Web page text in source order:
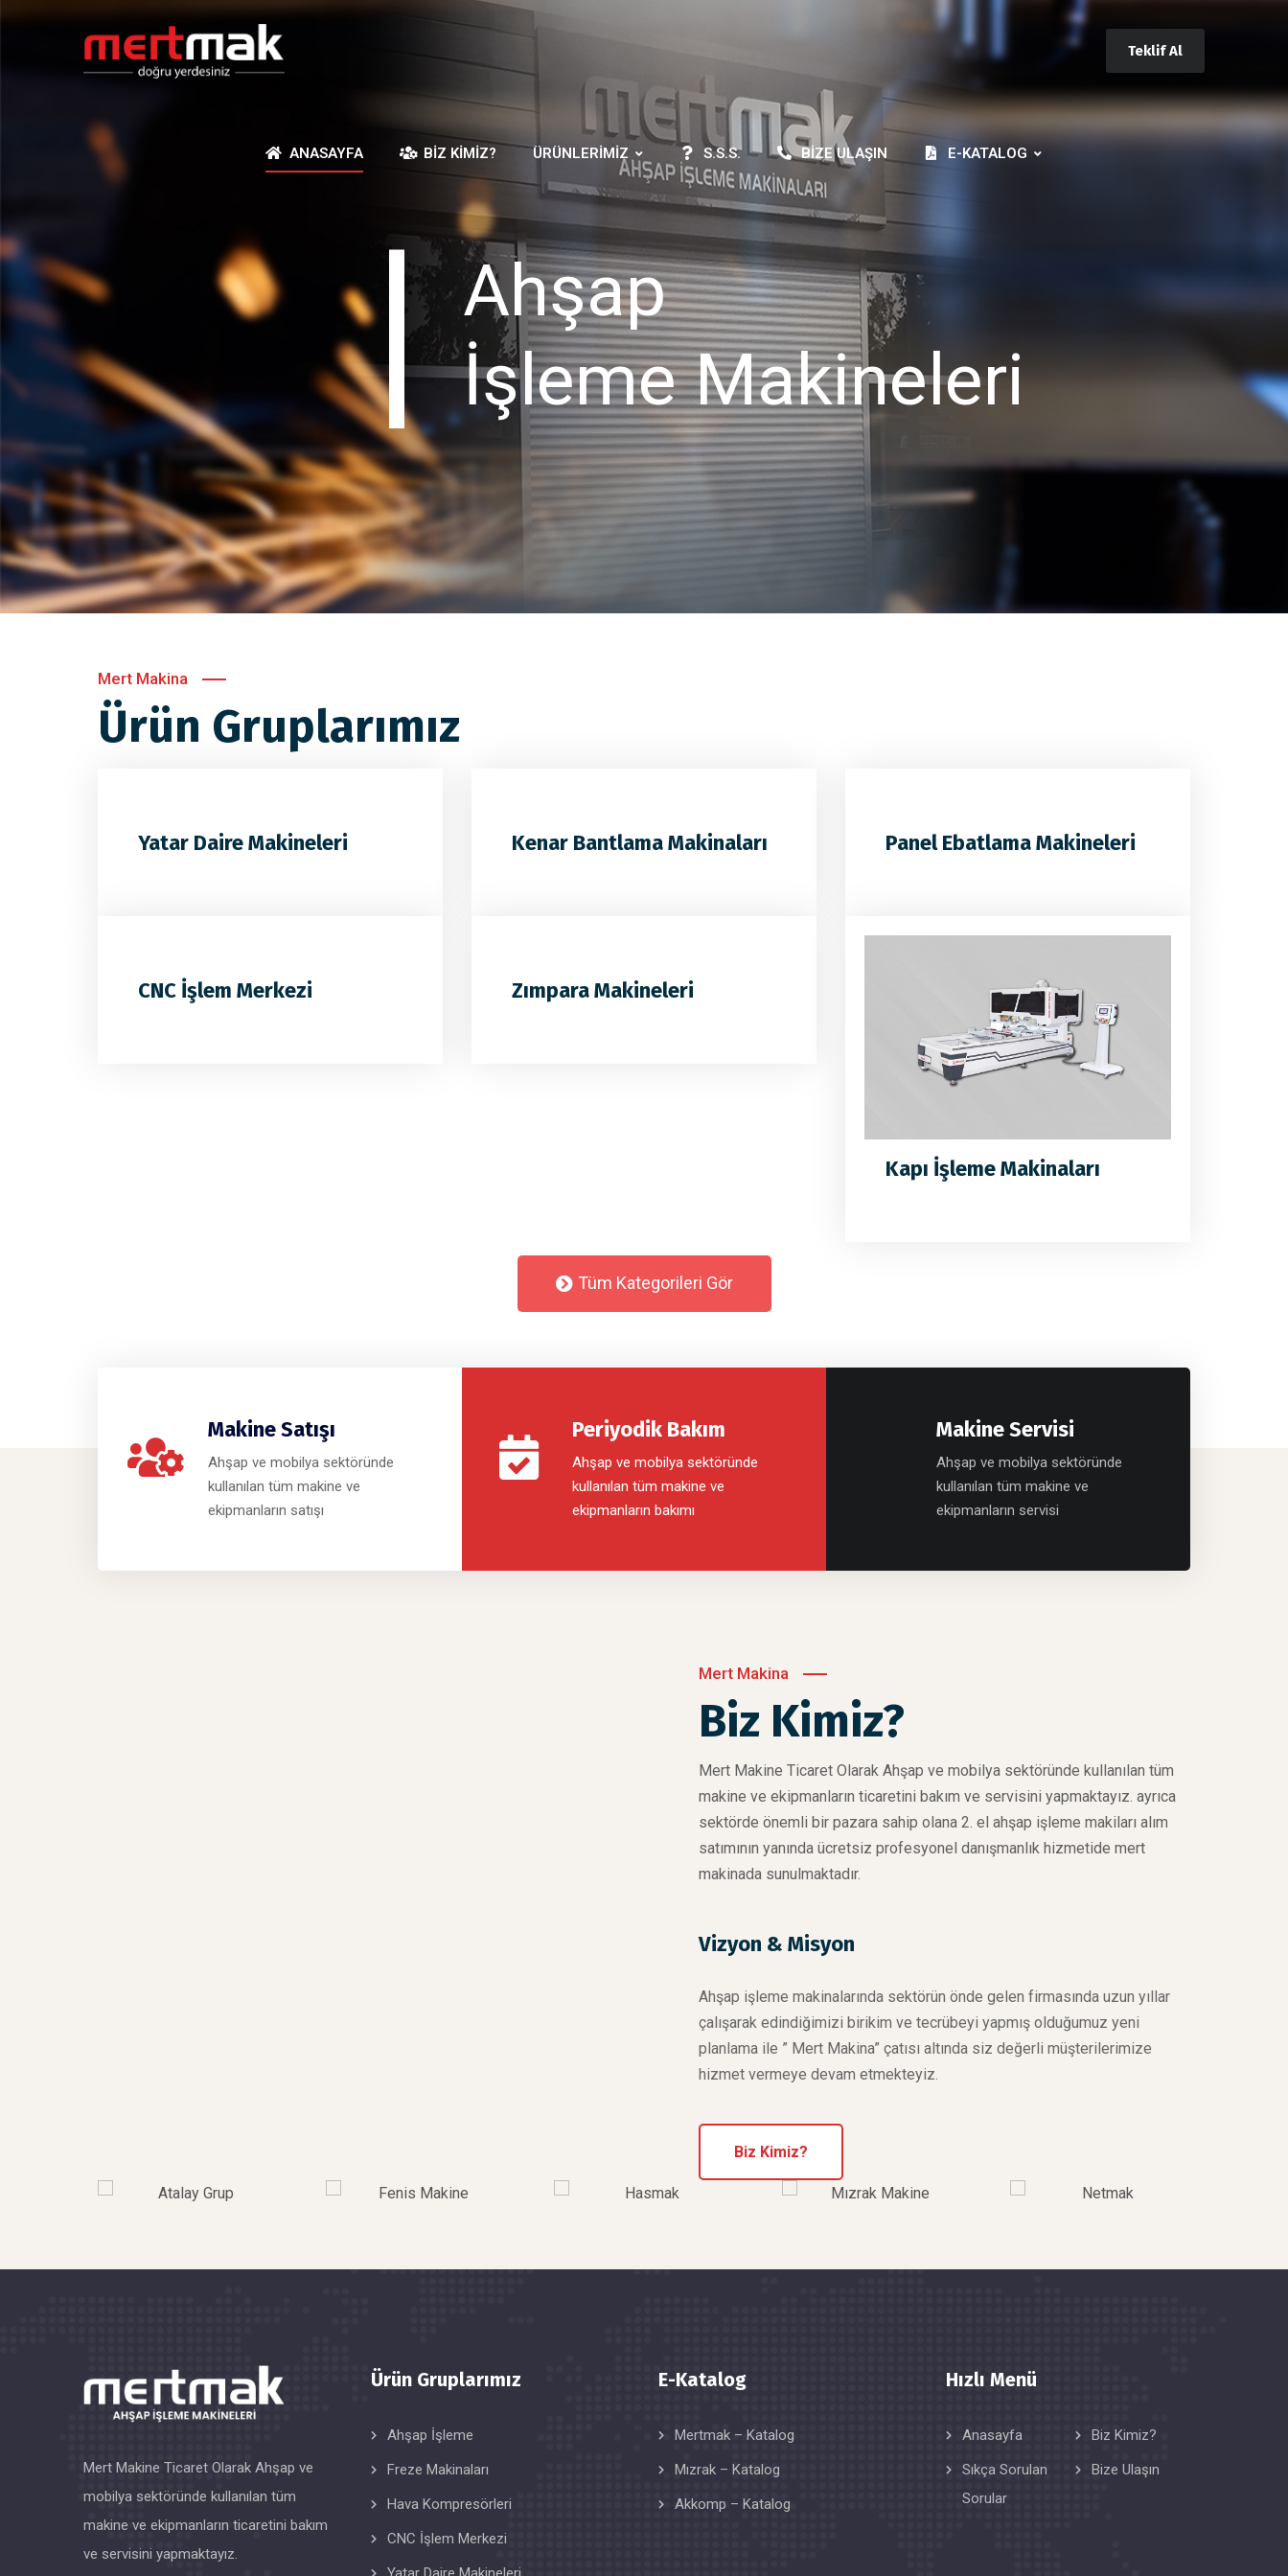
Teklif Al
ANASAYFA BIZ KIMIZ? ÜRÜNLERIMIZ S.S.S. BIZE ULAŞIN E-KATALOG
Ahşap
İşleme Makineleri
|
Mert Makina
Ürün Gruplarımız
Yatar Daire Makineleri Kenar Bantlama Makinaları Panel Ebatlama Makineleri
CNC İşlem Merkezi Zımpara Makineleri
Kapı İşleme Makinaları
Tüm Kategorileri Gör
Makine Satışı
Ahşap ve mobilya sektöründe
kullanılan tüm makine ve
ekipmanların satışı
Periyodik Bakım
Ahşap ve mobilya sektöründe
kullanılan tüm makine ve
ekipmanların bakımı
Makine Servisi
Ahşap ve mobilya sektöründe
kullanılan tüm makine ve
ekipmanların servisi
Mert Makina
Biz Kimiz?
Mert Makine Ticaret Olarak Ahşap ve mobilya sektöründe kullanılan tüm
makine ve ekipmanların ticaretini bakım ve servisini yapmaktayız. ayrıca
sektörde önemli bir pazara sahip olana 2. el ahşap işleme makiları alım
satımının yanında ücretsiz profesyonel danışmanlık hizmetide mert
makinada sunulmaktadır.
Vizyon & Misyon
Ahşap işleme makinalarında sektörün önde gelen firmasında uzun yıllar
çalışarak edindiğimizi birikim ve tecrübeyi yapmış olduğumuz yeni
planlama ile ” Mert Makina” çatısı altında siz değerli müşterilerimize
hizmet vermeye devam etmekteyiz.
Biz Kimiz?
Mert Makine Ticaret Olarak Ahşap ve
mobilya sektöründe kullanılan tüm
makine ve ekipmanların ticaretini bakım
ve servisini yapmaktayız.
Ürün Gruplarımız
Ahşap İşleme
Freze Makinaları
Hava Kompresörleri
CNC İşlem Merkezi
E-Katalog
Mertmak – Katalog
Mızrak – Katalog
Akkomp – Katalog
Hızlı Menü
Anasayfa
Biz Kimiz?
Sıkça Sorulan
Sorular
Bize Ulaşın